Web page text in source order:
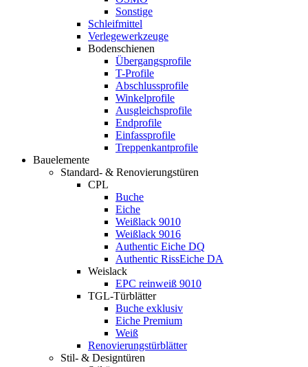
Sonstige
Schleifmittel
Verlegewerkzeuge
Bodenschienen
Übergangsprofile
T-Profile
Abschlussprofile
Winkelprofile
Ausgleichsprofile
Endprofile
Einfassprofile
Treppenkantprofile
Bauelemente
Standard- & Renovierungstüren
CPL
Buche
Eiche
Weißlack 9010
Weißlack 9016
Authentic Eiche DQ
Authentic RissEiche DA
Weislack
EPC reinweiß 9010
TGL-Türblätter
Buche exklusiv
Eiche Premium
Weiß
Renovierungstürblätter
Stil- & Designtüren